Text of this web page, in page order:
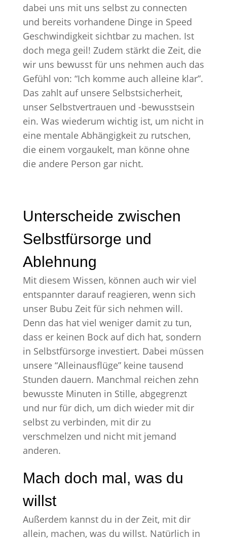
dabei uns mit uns selbst zu connecten
und bereits vorhandene Dinge in Speed
Geschwindigkeit sichtbar zu machen. Ist
doch mega geil! Zudem stärkt die Zeit, die
wir uns bewusst für uns nehmen auch das
Gefühl von: “Ich komme auch alleine klar”.
Das zahlt auf unsere Selbstsicherheit,
unser Selbstvertrauen und -bewusstsein
ein. Was wiederum wichtig ist, um nicht in
eine mentale Abhängigkeit zu rutschen,
die einem vorgaukelt, man könne ohne
die andere Person gar nicht.
Unterscheide zwischen
Selbstfürsorge und
Ablehnung
Mit diesem Wissen, können auch wir viel
entspannter darauf reagieren, wenn sich
unser Bubu Zeit für sich nehmen will.
Denn das hat viel weniger damit zu tun,
dass er keinen Bock auf dich hat, sondern
in Selbstfürsorge investiert. Dabei müssen
unsere “Alleinausflüge” keine tausend
Stunden dauern. Manchmal reichen zehn
bewusste Minuten in Stille, abgegrenzt
und nur für dich, um dich wieder mit dir
selbst zu verbinden, mit dir zu
verschmelzen und nicht mit jemand
anderen.
Mach doch mal, was du
willst
Außerdem kannst du in der Zeit, mit dir
allein, machen, was du willst. Natürlich in